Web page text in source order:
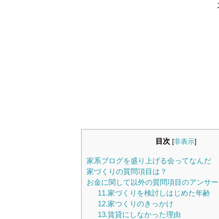
目次 [非表示]
家系ブログを盛り上げる会ってなんだ
家づくりの質問項目は？
お金に関して以外の質問項目のアンサー
11.家づくりを検討しはじめた年齢
12.家つくりのきっかけ
13.賃貸にしなかった理由